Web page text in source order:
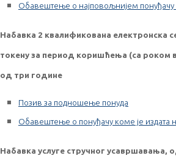
Обавештење о најповољнијем
Набавка 2 квалификована електронска
токену за период коришћења (са роком
од три године
Позив за подношење понуда
Обавештење о понуђачу коме је издата
Набавка услуге стручног усавршавања,